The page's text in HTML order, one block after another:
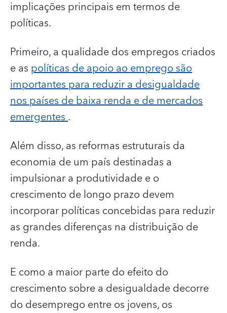
implicações principais em termos de
políticas.
Primeiro, a qualidade dos empregos criados
e as políticas de apoio ao emprego são
importantes para reduzir a desigualdade
nos países de baixa renda e de mercados
emergentes.
Além disso, as reformas estruturais da
economia de um país destinadas a
impulsionar a produtividade e o
crescimento de longo prazo devem
incorporar políticas concebidas para reduzir
as grandes diferenças na distribuição de
renda.
E como a maior parte do efeito do
crescimento sobre a desigualdade decorre
do desemprego entre os jovens, os